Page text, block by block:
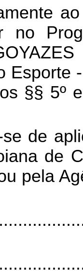
no
Esporte
§§ 5º
de
de
pela